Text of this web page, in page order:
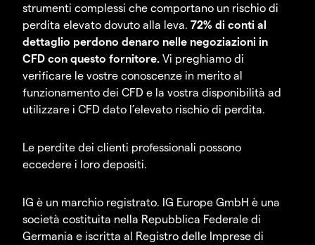
strumenti complessi che comportano un rischio di
perdita elevato dovuto alla leva. 72% di conti al
dettaglio perdono denaro nelle negoziazioni in
CFD con questo fornitore. Vi preghiamo di
verificare le vostre conoscenze in merito al
funzionamento dei CFD e la vostra disponibilità ad
utilizzare i CFD dato l’elevato rischio di perdita.
Le perdite dei clienti professionali possono
eccedere i loro depositi.
IG è un marchio registrato. IG Europe GmbH è una
società costituita nella Repubblica Federale di
Germania e iscritta al Registro delle Imprese di